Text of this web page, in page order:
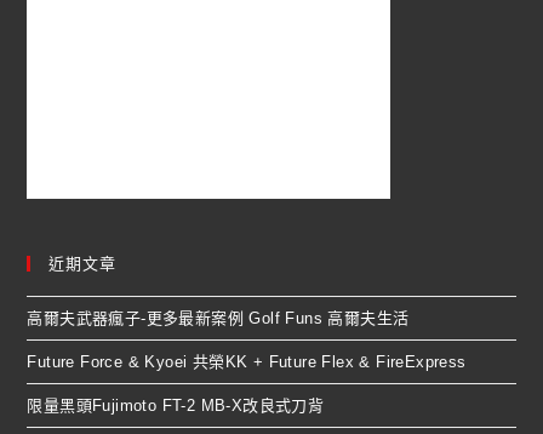
近期文章
高爾夫武器瘋子-更多最新案例 Golf Funs 高爾夫生活
Future Force & Kyoei 共榮KK + Future Flex & FireExpress
限量黑頭Fujimoto FT-2 MB-X改良式刀背